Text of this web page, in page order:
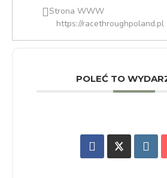
Strona WWW
https://racethroughpoland.pl
POLEĆ TO